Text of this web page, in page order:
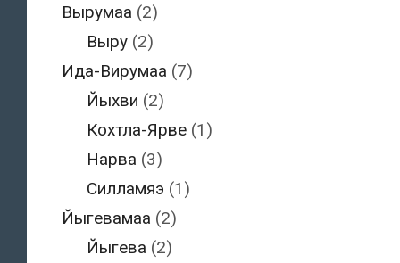
Вырумаа (2)
Выру (2)
Ида-Вирумаа (7)
Йыхви (2)
Кохтла-Ярве (1)
Нарва (3)
Силламяэ (1)
Йыгевамаа (2)
Йыгева (2)